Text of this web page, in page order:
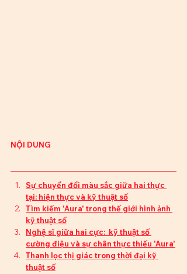
NỘI DUNG
Sự chuyển đổi màu sắc giữa hai thực
tại: hiện thực và kỹ thuật số
Tìm kiếm 'Aura' trong thế giới hình ảnh
kỹ thuật số
Nghệ sĩ giữa hai cực:  kỹ thuật số
cường điệu và sự chân thực thiếu 'Aura'
Thanh lọc thị giác trong thời đại kỹ
thuật số